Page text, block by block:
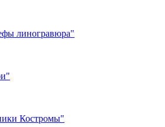
линогравюра"
Костромы"